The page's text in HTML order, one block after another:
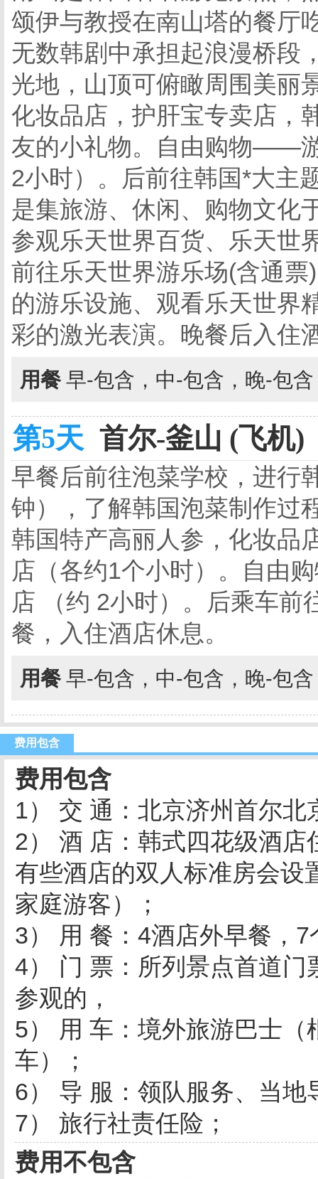
颂伊与教授在南山塔的餐厅
无数韩剧中承担起浪漫桥段
光地，山顶可俯瞰周围美丽
化妆品店，护肝宝专卖店，
友的小礼物。自由购物——
2小时）。后前往韩国*大主
是集旅游、休闲、购物文化
参观乐天世界百货、乐天世
前往乐天世界游乐场(含通
的游乐设施、观看乐天世界
彩的激光表演。晚餐后入住
用餐 早-包含，中-包含，晚-包
第5天 首尔-釜山 (飞机)
早餐后前往泡菜学校，进行
钟），了解韩国泡菜制作过
韩国特产高丽人参，化妆品
店（各约1个小时）。自由
店 （约 2小时）。后乘车前
餐，入住酒店休息。
用餐 早-包含，中-包含，晚-包
费用包含
费用包含
1） 交 通：北京济州首尔
2） 酒 店：韩式四花级酒
有些酒店的双人标准房会设
家庭游客）；
3） 用 餐：4酒店外早餐，
4） 门 票：所列景点首道
参观的，
5） 用 车：境外旅游巴士
车）；
6） 导 服：领队服务、当地
7） 旅行社责任险；
费用不包含